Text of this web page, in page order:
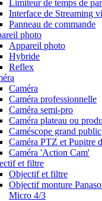
Limiteur de temps de
Interface de Streaming
Panneau de commande
photo
Appareil photo
Hybride
Reflex
Caméra
Caméra professionnelle
Caméra semi-pro
Caméra plateau ou
Caméscope grand public
Caméra PTZ et Pupitre
Caméra 'Action Cam'
et filtre
Objectif et filtre
Objectif monture
Micro 4/3